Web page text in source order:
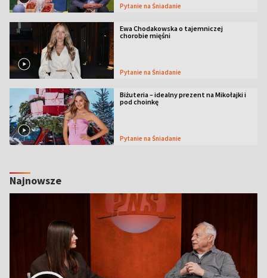
Pytanie na Śniadanie
Ewa Chodakowska o tajemniczej
chorobie mięśni
Pytanie na Śniadanie
Biżuteria – idealny prezent na Mikołajki i
pod choinkę
Pytanie na Śniadanie
Najnowsze